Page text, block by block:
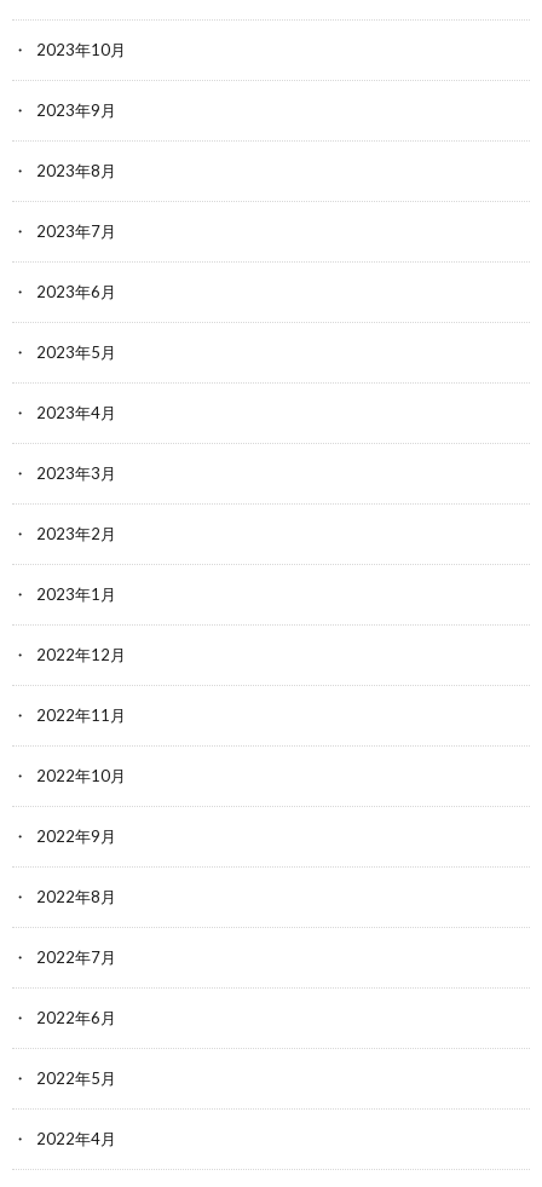
2023年10月
2023年9月
2023年8月
2023年7月
2023年6月
2023年5月
2023年4月
2023年3月
2023年2月
2023年1月
2022年12月
2022年11月
2022年10月
2022年9月
2022年8月
2022年7月
2022年6月
2022年5月
2022年4月